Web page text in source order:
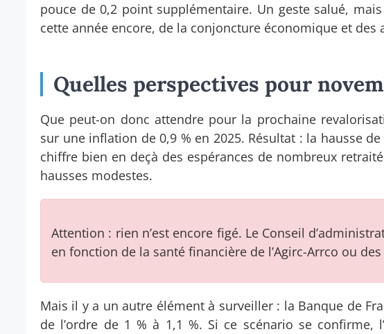
pouce de 0,2 point supplémentaire. Un geste salué,
cette année encore, de la conjoncture économique et des
Quelles perspectives pour
Que peut-on donc attendre pour la prochaine
sur une inflation de 0,9 % en 2025. Résultat : la hausse
chiffre bien en deçà des espérances de nombreux
hausses modestes.
Attention : rien n’est encore figé. Le Conseil
en fonction de la santé financière de l’Agirc-Arrco ou
Mais il y a un autre élément à surveiller : la Banque de
de l’ordre de 1 % à 1,1 %. Si ce scénario se confirme,